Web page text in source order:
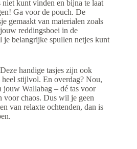
niet kunt vinden en bijna te laat
Ga voor de pouch. De
gemaakt van materialen zoals
reddingsboei in de
je belangrijke spullen netjes kunt
handige tasjes zijn ook
stijlvol. En overdag? Nou,
jouw Wallabag – dé tas voor
voor chaos. Dus wil je geen
van relaxte ochtenden, dan is